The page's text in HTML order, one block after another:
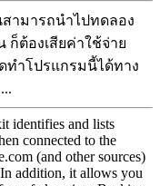
ามารถนำไปทดลอง
ก็ต้องเสียค่าใช้จ่าย
ทำโปรแกรมนี้ได้ทาง
identifies and lists
connected to the
(and other sources)
addition, it allows you